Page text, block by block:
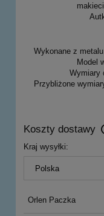
Wykonane z
Model
Wymiary
Przybliżone
Koszty dostawy
Cena nie zawiera
Kraj wysyłki:
Orlen Paczka